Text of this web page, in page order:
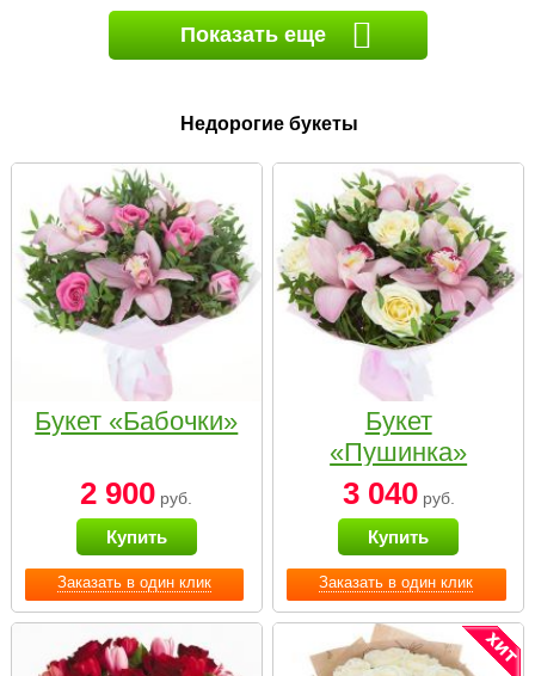
Показать еще
Недорогие букеты
Заказать в один клик
Букет «Бабочки»
2 900 руб.
Купить
Заказать в один клик
Букет
«Пушинка»
3 040руб.
Купить